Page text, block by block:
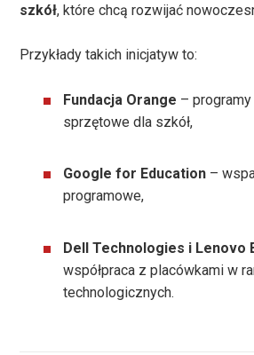
szkół, które chcą rozwijać
Przykłady takich inicjatyw to:
Fundacja Orange –
sprzętowe dla szkół,
Google for Education –
programowe,
Dell Technologies i Lenovo
współpraca z placówkami w
technologicznych.